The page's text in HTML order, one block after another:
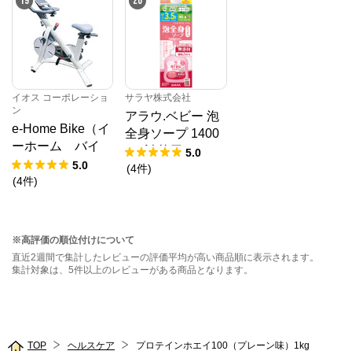
イオス コーポレーショ
ン
e-Home Bike（イ
ーホーム バイ
ク）フィットネス
バイク ホワイ
5.0
(4件)
サラヤ株式会社
アラウ.ベビー 泡
全身ソープ 1400
mL 詰替用 5.0
(4件)
※高評価の順位付けについて
直近2週間で集計したレビューの評価平均が高い商品順に表示されます。
集計対象は、5件以上のレビューがある商品となります。
TOP ヘルスケア プロテインホエイ100（プレーン味）1kg